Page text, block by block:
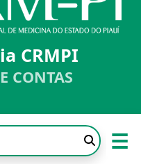
CRMPI
CONTAS
☰